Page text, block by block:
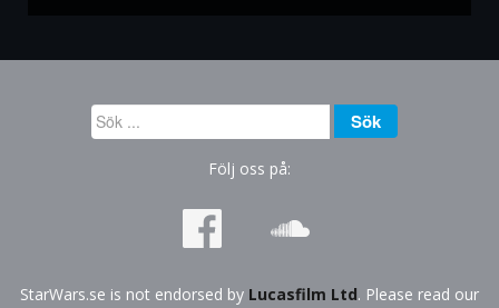
Sök
...
Sök
Följ oss på:
StarWars.se is not endorsed by Lucasfilm Ltd. Please read our